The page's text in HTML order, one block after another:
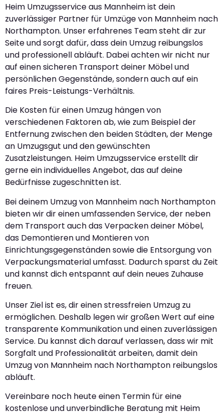
Heim Umzugsservice aus Mannheim ist dein
zuverlässiger Partner für Umzüge von Mannheim nach
Northampton. Unser erfahrenes Team steht dir zur
Seite und sorgt dafür, dass dein Umzug reibungslos
und professionell abläuft. Dabei achten wir nicht nur
auf einen sicheren Transport deiner Möbel und
persönlichen Gegenstände, sondern auch auf ein
faires Preis-Leistungs-Verhältnis.
Die Kosten für einen Umzug hängen von
verschiedenen Faktoren ab, wie zum Beispiel der
Entfernung zwischen den beiden Städten, der Menge
an Umzugsgut und den gewünschten
Zusatzleistungen. Heim Umzugsservice erstellt dir
gerne ein individuelles Angebot, das auf deine
Bedürfnisse zugeschnitten ist.
Bei deinem Umzug von Mannheim nach Northampton
bieten wir dir einen umfassenden Service, der neben
dem Transport auch das Verpacken deiner Möbel,
das Demontieren und Montieren von
Einrichtungsgegenständen sowie die Entsorgung von
Verpackungsmaterial umfasst. Dadurch sparst du Zeit
und kannst dich entspannt auf dein neues Zuhause
freuen.
Unser Ziel ist es, dir einen stressfreien Umzug zu
ermöglichen. Deshalb legen wir großen Wert auf eine
transparente Kommunikation und einen zuverlässigen
Service. Du kannst dich darauf verlassen, dass wir mit
Sorgfalt und Professionalität arbeiten, damit dein
Umzug von Mannheim nach Northampton reibungslos
abläuft.
Vereinbare noch heute einen Termin für eine
kostenlose und unverbindliche Beratung mit Heim